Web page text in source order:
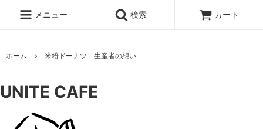
メニュー 検索 カート
ホーム 米粉ドーナツ 生産者の想い
UNITE CAFE